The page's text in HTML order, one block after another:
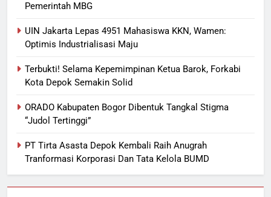
Pemerintah MBG
UIN Jakarta Lepas 4951 Mahasiswa KKN, Wamen:
Optimis Industrialisasi Maju
Terbukti! Selama Kepemimpinan Ketua Barok, Forkabi
Kota Depok Semakin Solid
ORADO Kabupaten Bogor Dibentuk Tangkal Stigma
“Judol Tertinggi”
PT Tirta Asasta Depok Kembali Raih Anugrah
Tranformasi Korporasi Dan Tata Kelola BUMD